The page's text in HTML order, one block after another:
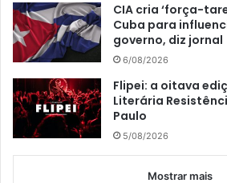
CIA cria ‘força-
Cuba para
governo, diz jornal
6/08/2026
Flipei: a oitava
Literária
Paulo
5/08/2026
Mostrar mais